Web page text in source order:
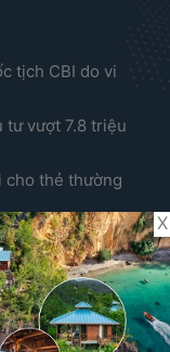
tịch CBI do vi
tư vượt 7.8 triệu
cho thẻ thường
X